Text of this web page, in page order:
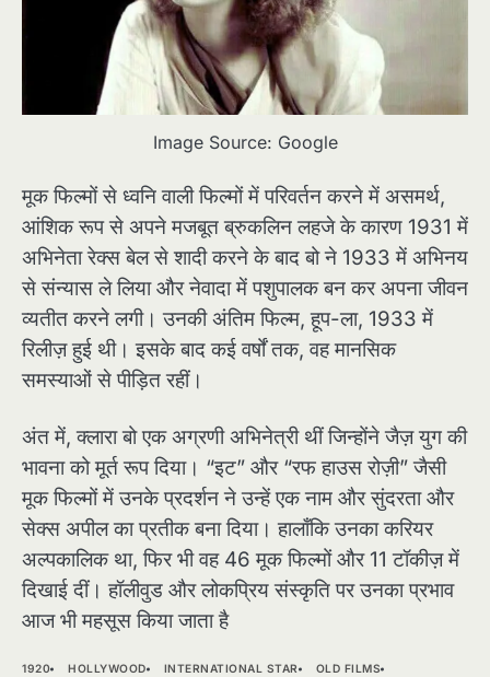
Image Source: Google
मूक फिल्मों से ध्वनि वाली फिल्मों में परिवर्तन करने में असमर्थ,
आंशिक रूप से अपने मजबूत ब्रुकलिन लहजे के कारण 1931 में
अभिनेता रेक्स बेल से शादी करने के बाद बो ने 1933 में अभिनय
से संन्यास ले लिया और नेवादा में पशुपालक बन कर अपना जीवन
व्यतीत करने लगी। उनकी अंतिम फिल्म, हूप-ला, 1933 में
रिलीज़ हुई थी। इसके बाद कई वर्षों तक, वह मानसिक
समस्याओं से पीड़ित रहीं।
अंत में, क्लारा बो एक अग्रणी अभिनेत्री थीं जिन्होंने जैज़ युग की
भावना को मूर्त रूप दिया। “इट” और “रफ हाउस रोज़ी” जैसी
मूक फिल्मों में उनके प्रदर्शन ने उन्हें एक नाम और सुंदरता और
सेक्स अपील का प्रतीक बना दिया। हालाँकि उनका करियर
अल्पकालिक था, फिर भी वह 46 मूक फिल्मों और 11 टॉकीज़ में
दिखाई दीं। हॉलीवुड और लोकप्रिय संस्कृति पर उनका प्रभाव
आज भी महसूस किया जाता है
1920 HOLLYWOOD INTERNATIONAL STAR
OLD FILMS